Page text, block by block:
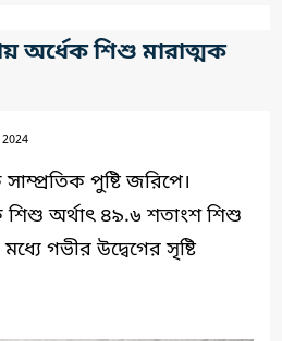
অর্ধেক শিশু মারাত্মক
পুষ্টি জরিপে।
শিশু অর্থাৎ ৪৯.৬ শতাংশ শিশু
গভীর উদ্বেগের সৃষ্টি